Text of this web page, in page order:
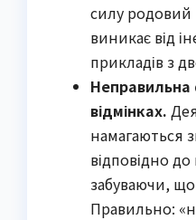
силу
виникає від
прикладів з
відмінках.
намагаються
відповідно
забуваючи,
Правильно: